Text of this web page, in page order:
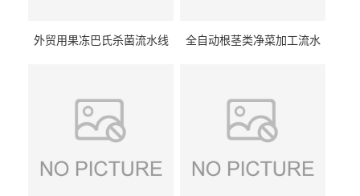
外贸用果冻巴氏杀菌流水线
全自动根茎类净菜加工流水